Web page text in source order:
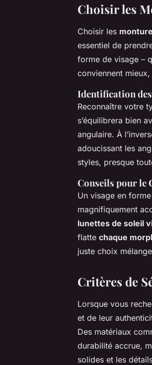
Choisir les
Choisir les
essentiel de
forme de visage –
conviennent
Identification
Reconnaître votre
s’équilibrera bien
angulaire. À
adoucissant les
styles, presque
Conseils pour le
Un visage en
magnifiquement
lunettes de soleil
flatte chaque
juste choix
Critères de
Lorsque vous
et de leur
Des matériaux
durabilité accrue,
solides et les